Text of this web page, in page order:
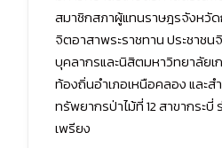
สมาชิกสภาผู้แทนราษฎรจังหวั
จิตอาสาพระราชทาน ประชาช
บุคลากรและนิสิตมหาวิทยาลัย
ท้องถิ่นอำเภอเหนือคลอง และ
ทรัพยากรป่าไม้ที่ 12 สาขากระ
เพรียง